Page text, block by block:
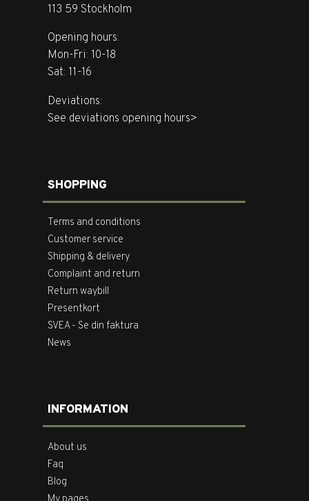
113 59 Stockholm
Opening hours:
Mon-Fri: 10-18
Sat: 11-16
Deviations:
See deviations opening hours>
SHOPPING
Terms and conditions
Customer service
Shipping & delivery
Complaint and return
Return waybill
Presentkort
SVEA - Se din faktura
News
INFORMATION
About us
Faq
Blog